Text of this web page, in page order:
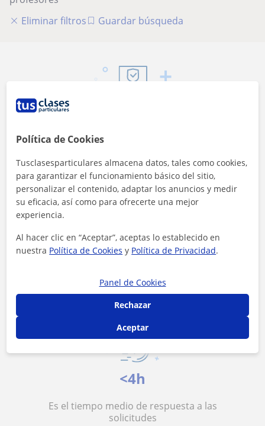
Eliminar filtros
Guardar búsqueda
Contacta con los profesores mediante nuestra
62 €/h
Es el precio medio de las clases de Náutica
<4h
Es el tiempo medio de respuesta a las
solicitudes
Política de Cookies
Tusclasesparticulares almacena datos, tales como cookies,
para garantizar el funcionamiento básico del sitio,
personalizar el contenido, adaptar los anuncios y medir
su eficacia, así como para ofrecerte una mejor
experiencia.
Al hacer clic en “Aceptar”, aceptas lo establecido en
nuestra Política de Cookies y Política de Privacidad.
Panel de Cookies
Rechazar
Aceptar